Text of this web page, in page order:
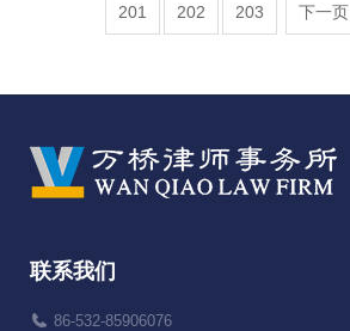
201 202 203 下一页
联系我们
86-532-85906076